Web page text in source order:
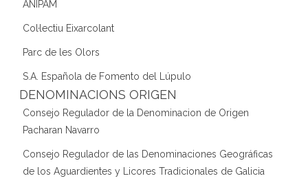
ANIPAM
Col·lectiu Eixarcolant
Parc de les Olors
S.A. Española de Fomento del Lúpulo
DENOMINACIONS ORIGEN
Consejo Regulador de la Denominacion de Origen
Pacharan Navarro
Consejo Regulador de las Denominaciones Geográficas
de los Aguardientes y Licores Tradicionales de Galicia